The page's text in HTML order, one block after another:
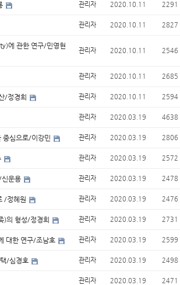
관리자 2020.10.11 2291
관리자 2020.10.11 2827
에 관한 연구/민영현
관리자 2020.10.11 2546
관리자 2020.10.11 2685
/정경희 관리자 2020.10.11 2594
관리자 2020.03.19 4638
심으로/이강민 관리자 2020.03.19 2806
관리자 2020.03.19 2572
신운용 관리자 2020.03.19 2478
/정혜원 관리자 2020.03.19 2476
)의 형성/정경희 관리자 2020.03.19 2731
대한 연구/조남호 관리자 2020.03.19 2599
/심경호 관리자 2020.03.19 2498
관리자 2020.03.19 2471